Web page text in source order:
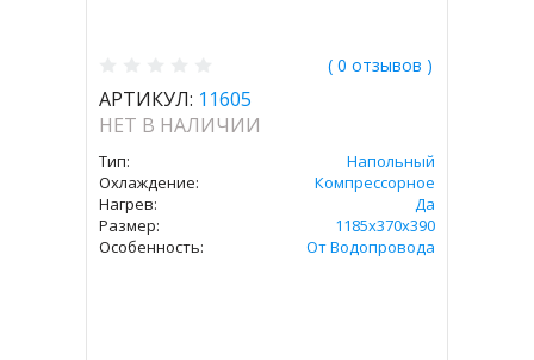
( 0 отзывов )
АРТИКУЛ: 11605
НЕТ В НАЛИЧИИ
Тип:
Напольный
Охлаждение:
Компрессорное
Нагрев:
Да
Размер:
1185x370x390
Особенность:
От Водопровода